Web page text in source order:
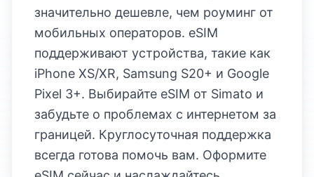
значительно дешевле, чем роуминг от
мобильных операторов. eSIM
поддерживают устройства, такие как
iPhone XS/XR, Samsung S20+ и Google
Pixel 3+. Выбирайте eSIM от Simato и
забудьте о проблемах с интернетом за
границей. Круглосуточная поддержка
всегда готова помочь вам. Оформите